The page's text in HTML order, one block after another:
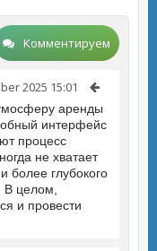
Комментируем
2025 15:01
аренды
интерфейс
процесс
не хватает
более глубокого
В целом,
и провести